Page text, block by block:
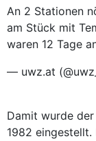
An 2 Stationen
am Stück mit
waren 12 Tage
— uwz.at
Damit wurde
1982